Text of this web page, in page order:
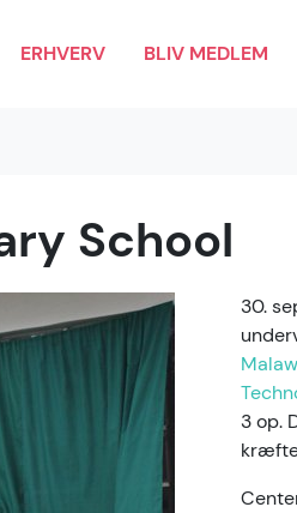
ERHVERV BLIV MEDLEM
School
30.
3 op.